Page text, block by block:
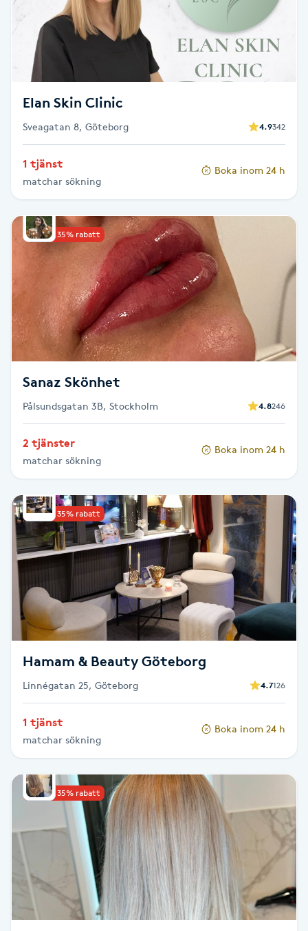
Herrklippning
Hollywood Peel
Hot yoga
Hudföryngring
Huduppstramning
Hudvård
Hyaluronsyra
Hypnos
Hårborttagning
Hårförlängning
Hårvård
Hälsa
Hälsprickor
IPL hårborttagning
IR-massage
J
Japansk massage
K18
Elan Skin Clinic
Sveagatan 8, Göteborg 4.9342
1 tjänst
matchar sökning
Boka inom 24 h
Upp till 35% rabatt
Sanaz Skönhet
Pålsundsgatan 3B, Stockholm 4.8246
2 tjänster
matchar sökning
Boka inom 24 h
Upp till 35% rabatt
Hamam & Beauty Göteborg
Linnégatan 25, Göteborg 4.7126
1 tjänst
matchar sökning
Boka inom 24 h
Upp till 35% rabatt